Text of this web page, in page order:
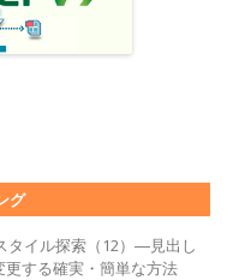
グ
イル探索（12）―見出し
する確実・簡単な方法